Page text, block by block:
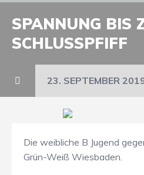
SPANNUNG BIS
SCHLUSSPFIFF
23. SEPTEMBER
Die weibliche B Jugend
Grün-Weiß Wiesbaden.